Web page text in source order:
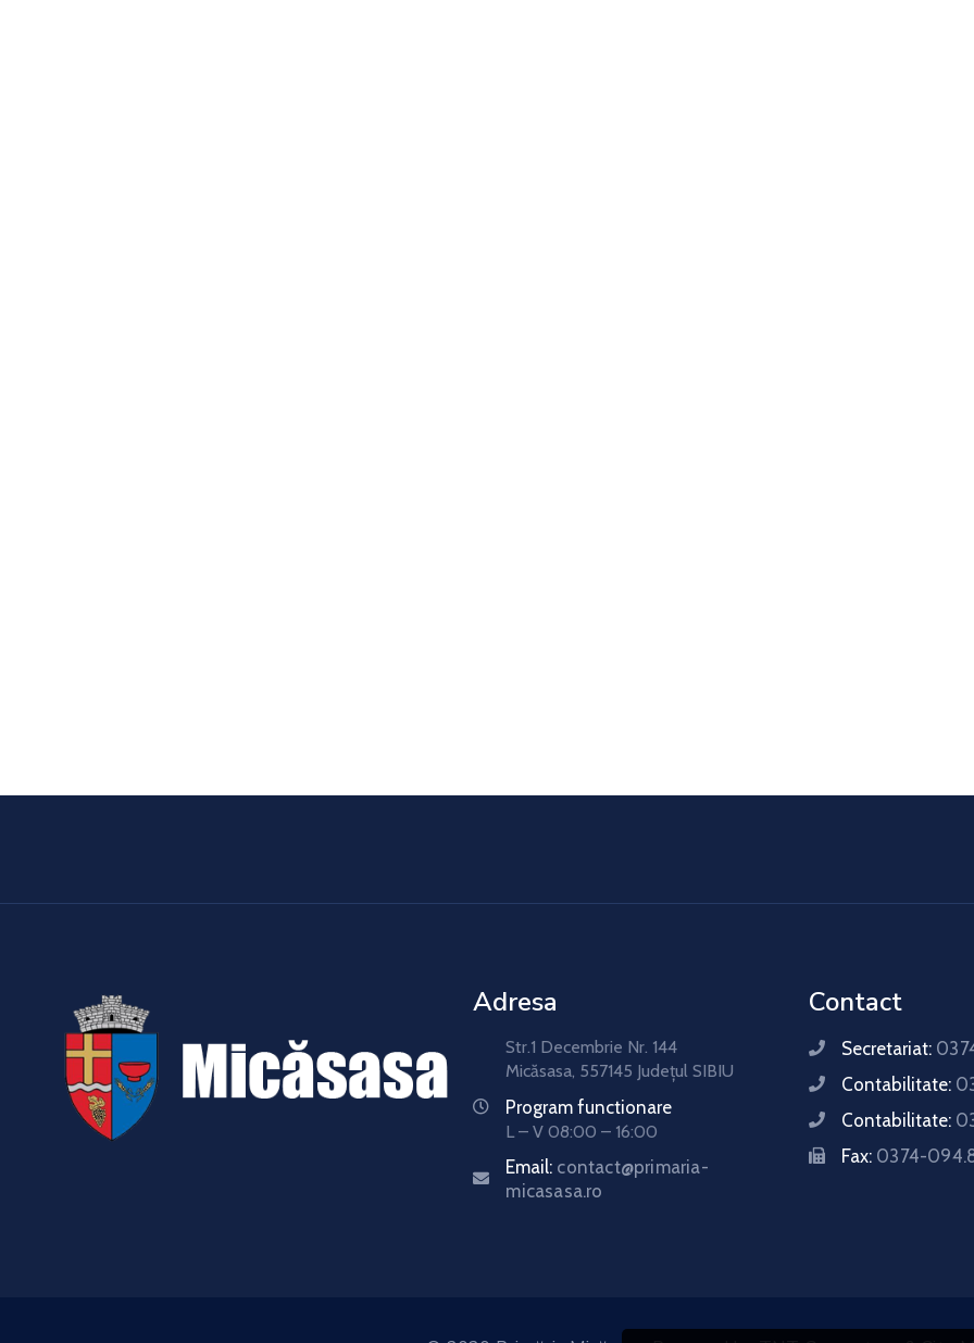
Adresa
Str.1 Decembrie Nr. 144
Micăsasa, 557145 Județul SIBIU
Program functionare
L – V 08:00 – 16:00
Email: contact@primaria-
micasasa.ro
Contact
Secretariat:
Contabilitate:
Contabilitate:
Fax: 0374-